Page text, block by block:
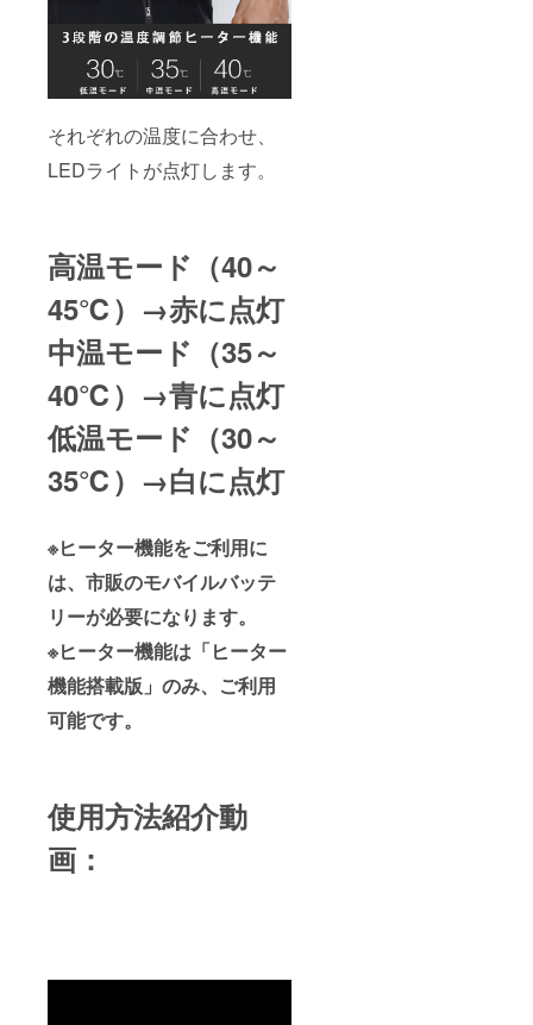
それぞれの温度に合わせ、
LEDライトが点灯します。
高温モード（40～
45℃）→赤に点灯
中温モード（35～
40℃）→青に点灯
低温モード（30～
35℃）→白に点灯
※ヒーター機能をご利用に
は、市販のモバイルバッテ
リーが必要になります。
※ヒーター機能は「ヒーター
機能搭載版」のみ、ご利用
可能です。
使用方法紹介動
画：